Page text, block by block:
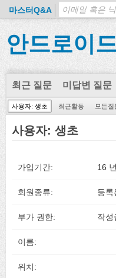
마스터Q&A
안드로이
최근 질문 미답변 질문
사용자: 생초 최근활동 모든질
사용자: 생초
가입기간: 16
회원종류: 등록
부가 권한: 작성
이름:
위치: